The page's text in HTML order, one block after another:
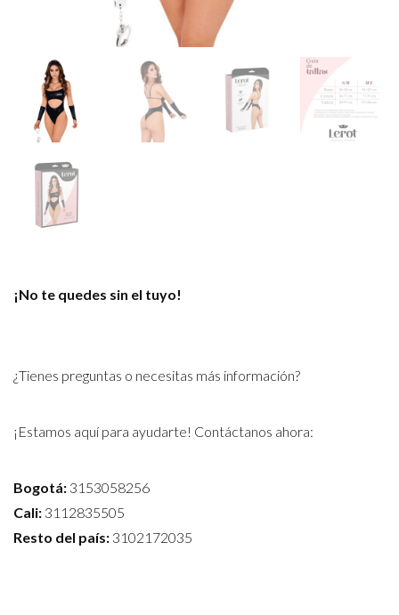
¡No te quedes sin el tuyo!
¿Tienes preguntas o necesitas más información?
¡Estamos aquí para ayudarte! Contáctanos ahora:
Bogotá: 3153058256
Cali: 3112835505
Resto del país: 3102172035